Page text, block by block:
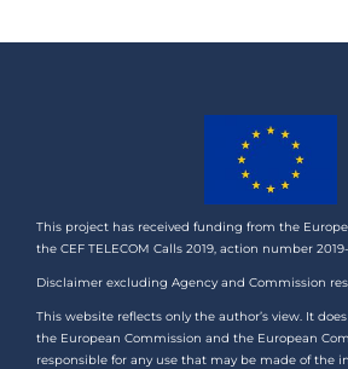
This project has received funding from the
the CEF TELECOM Calls 2019, action number 2019-
Disclaimer excluding Agency and Commission
This website reflects only the author’s view. It
the European Commission and the European
responsible for any use that may be made of the